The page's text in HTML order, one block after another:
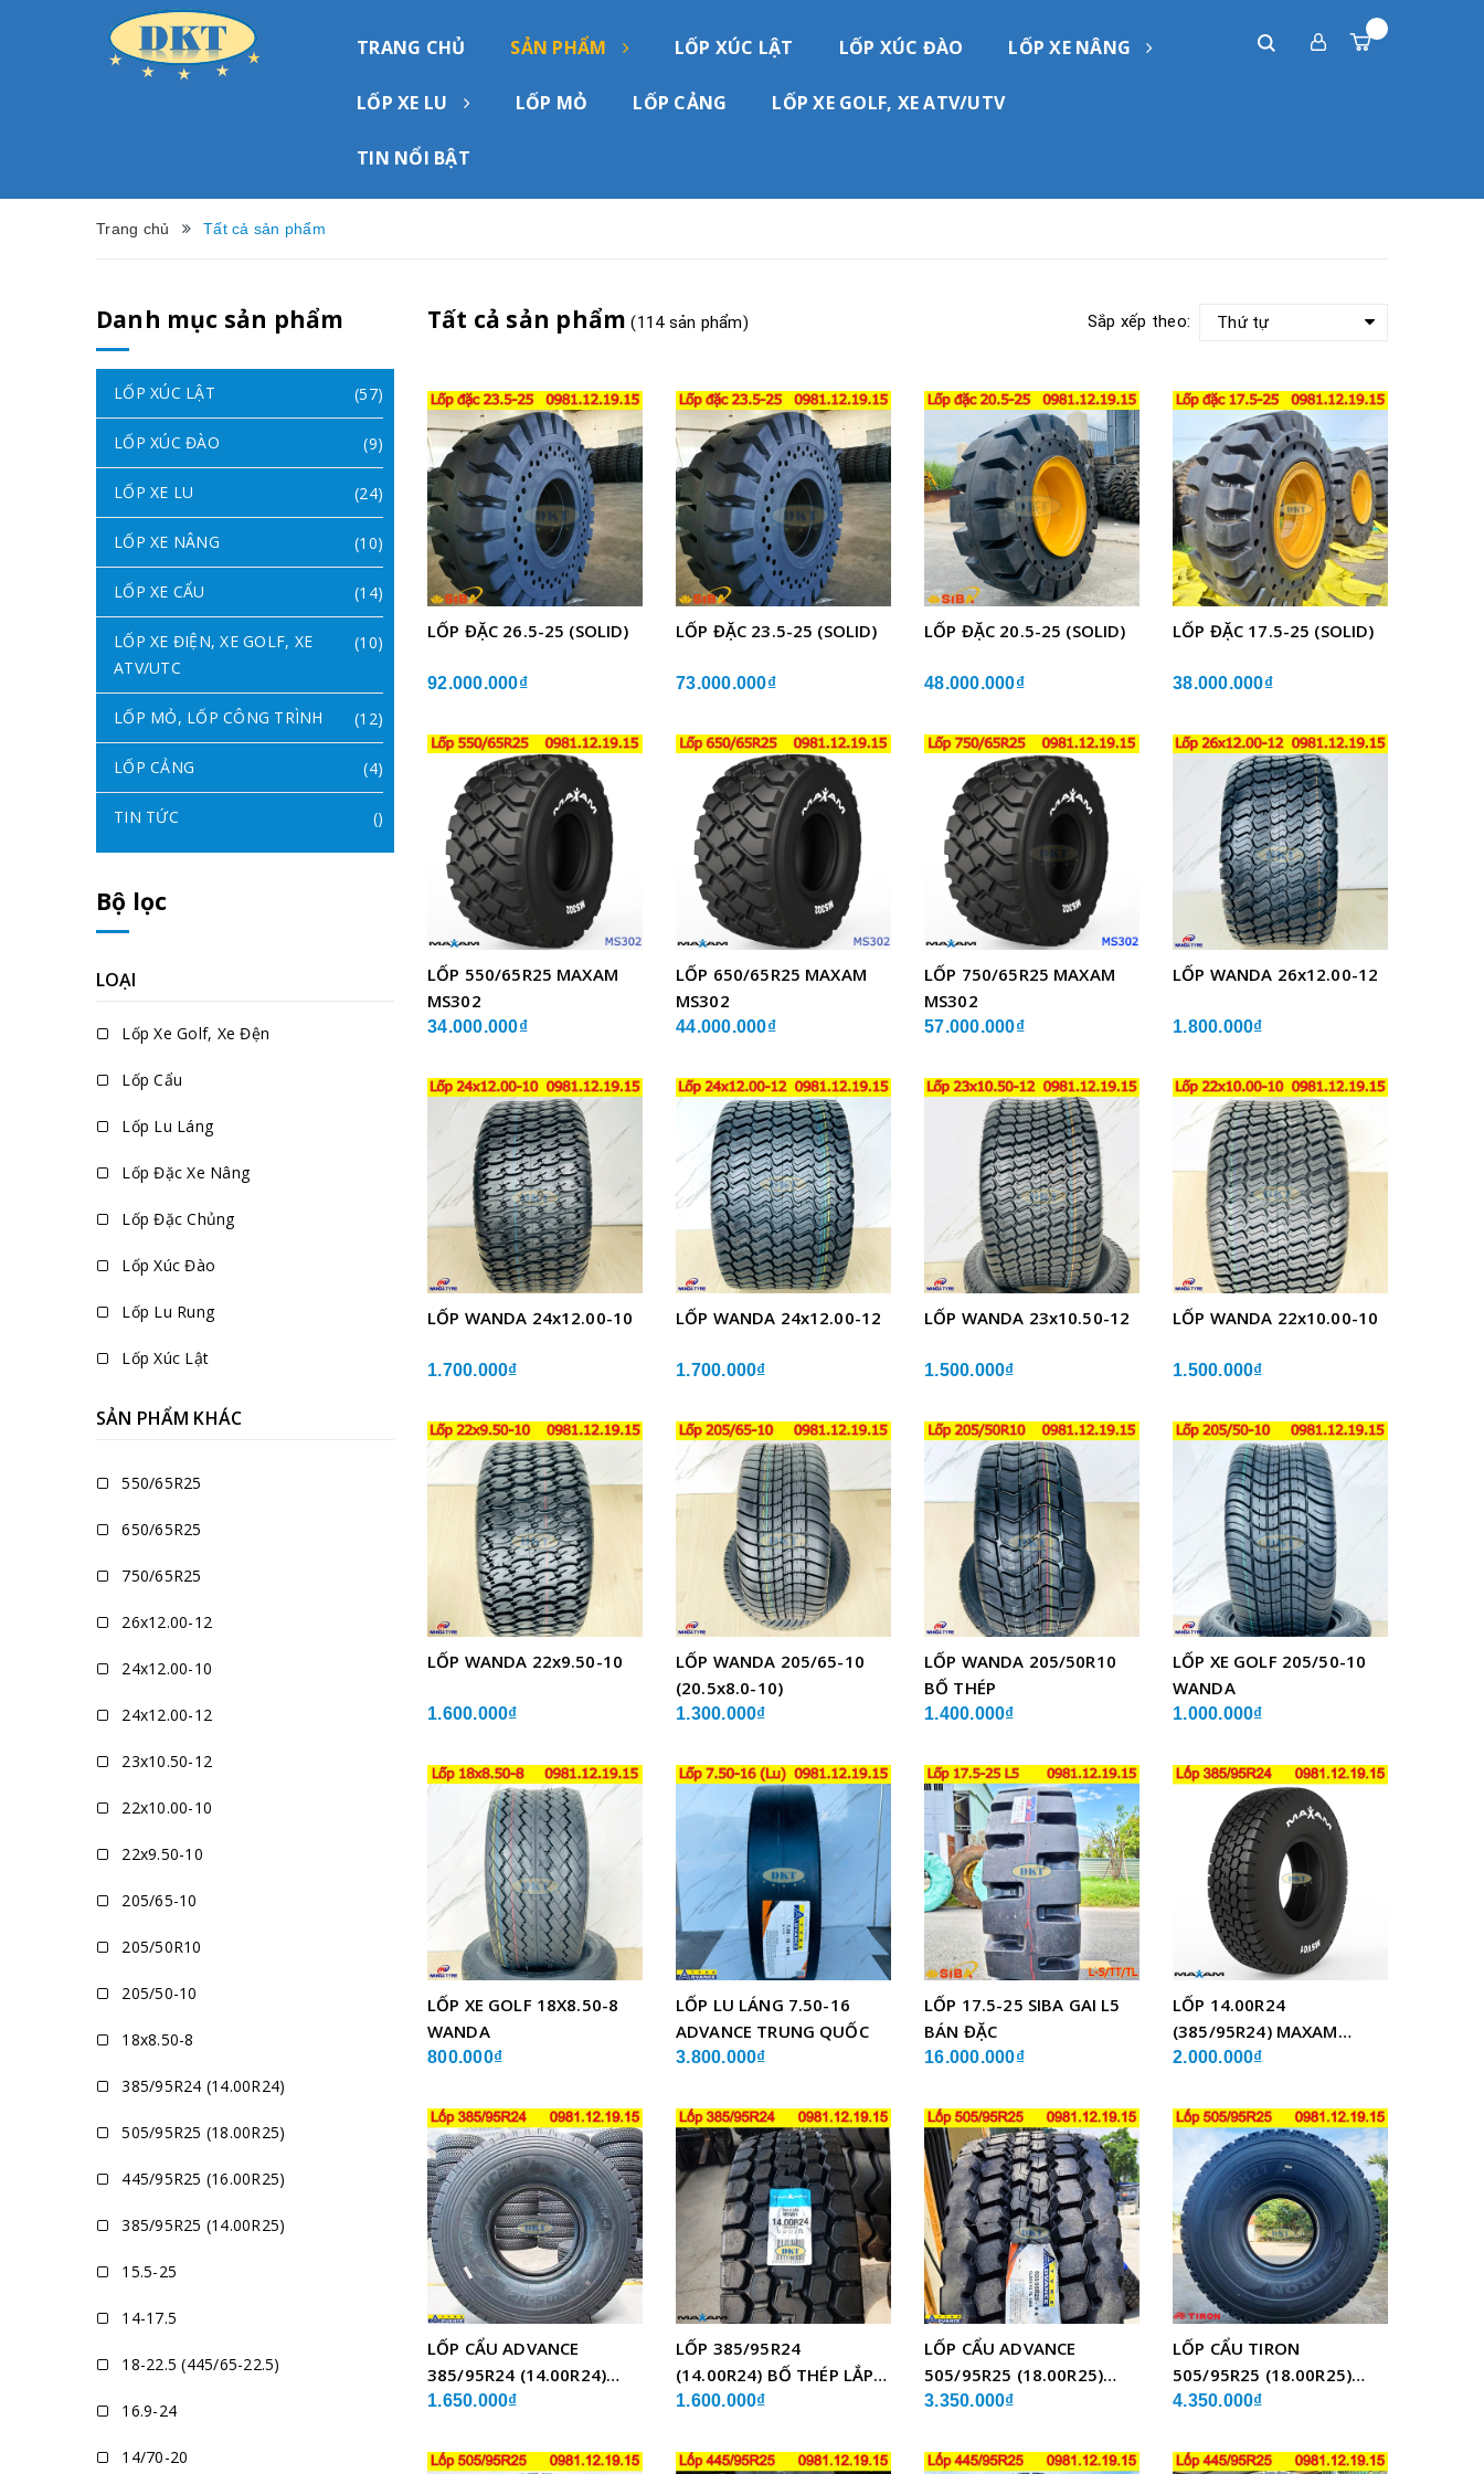
TRANG CHỦ SẢN PHẨM LỐP XÚC LẬT LỐP XÚC ĐÀO LỐP XE NÂNG
LỐP XE LU LỐP MỎ LỐP CẢNG LỐP XE GOLF, XE ATV/UTV
TIN NỔI BẬT
Trang chủ Tất cả sản phẩm
Tất cả sản phẩm (114 sản phẩm) Sắp xếp theo: Thứ tự
LỐP ĐẶC 26.5-25 (SOLID)
92.000.000₫
LỐP ĐẶC 23.5-25 (SOLID)
73.000.000₫
LỐP ĐẶC 20.5-25 (SOLID)
48.000.000₫
LỐP ĐẶC 17.5-25 (SOLID)
38.000.000₫
LỐP 550/65R25 MAXAM
MS302
34.000.000₫
LỐP 650/65R25 MAXAM
MS302
44.000.000₫
LỐP 750/65R25 MAXAM
MS302
57.000.000₫
LỐP WANDA 26x12.00-12
1.800.000₫
LỐP WANDA 24x12.00-10
1.700.000₫
LỐP WANDA 24x12.00-12
1.700.000₫
LỐP WANDA 23x10.50-12
1.500.000₫
LỐP WANDA 22x10.00-10
1.500.000₫
LỐP WANDA 22x9.50-10
1.600.000₫
LỐP WANDA 205/65-10
(20.5x8.0-10)
1.300.000₫
LỐP WANDA 205/50R10
BỐ THÉP
1.400.000₫
LỐP XE GOLF 205/50-10
WANDA
1.000.000₫
LỐP XE GOLF 18X8.50-8
WANDA
800.000₫
LỐP LU LÁNG 7.50-16
ADVANCE TRUNG QUỐC
3.800.000₫
LỐP 17.5-25 SIBA GAI L5
BÁN ĐẶC
16.000.000₫
LỐP 14.00R24
(385/95R24) MAXAM
MSVO1 BỐ THÉP LẮP XE
2.000.000₫
LỐP CẨU ADVANCE
385/95R24 (14.00R24)
GLB05 BỐ THÉP
1.650.000₫
LỐP 385/95R24
(14.00R24) BỐ THÉP LẮP
XE CẨU
1.600.000₫
LỐP CẨU ADVANCE
505/95R25 (18.00R25)
GLB05 BỐ THÉP
3.350.000₫
LỐP CẨU TIRON
505/95R25 (18.00R25)
TCH21 BỐ THÉP
4.350.000₫
Danh mục sản phẩm
LỐP XÚC LẬT (57)
LỐP XÚC ĐÀO (9)
LỐP XE LU (24)
LỐP XE NÂNG (10)
LỐP XE CẨU (14)
LỐP XE ĐIỆN, XE GOLF, XE
ATV/UTC
(10)
LỐP MỎ, LỐP CÔNG TRÌNH (12)
LỐP CẢNG (4)
TIN TỨC ()
Bộ lọc
LOẠI
Lốp Xe Golf, Xe Đện
Lốp Cẩu
Lốp Lu Láng
Lốp Đặc Xe Nâng
Lốp Đặc Chủng
Lốp Xúc Đào
Lốp Lu Rung
Lốp Xúc Lật
SẢN PHẨM KHÁC
550/65R25
650/65R25
750/65R25
26x12.00-12
24x12.00-10
24x12.00-12
23x10.50-12
22x10.00-10
22x9.50-10
205/65-10
205/50R10
205/50-10
18x8.50-8
385/95R24 (14.00R24)
505/95R25 (18.00R25)
445/95R25 (16.00R25)
385/95R25 (14.00R25)
15.5-25
14-17.5
18-22.5 (445/65-22.5)
16.9-24
14/70-20